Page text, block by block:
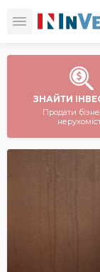
ЗНАЙТИ
Продати